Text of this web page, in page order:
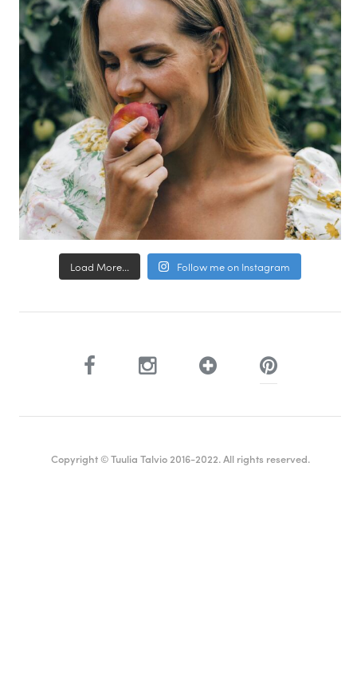
Load More... Follow me on Instagram
Copyright © Tuulia Talvio 2016-2022. All rights reserved.